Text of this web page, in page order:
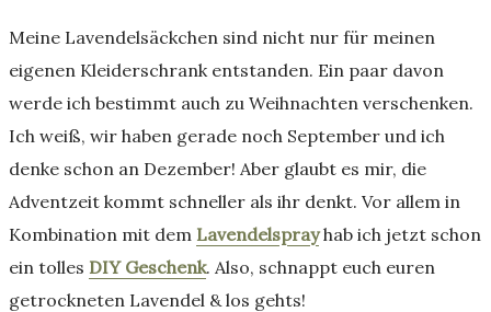
Meine Lavendelsäckchen sind nicht nur für meinen
eigenen Kleiderschrank entstanden. Ein paar davon
werde ich bestimmt auch zu Weihnachten verschenken.
Ich weiß, wir haben gerade noch September und ich
denke schon an Dezember! Aber glaubt es mir, die
Adventzeit kommt schneller als ihr denkt. Vor allem in
Kombination mit dem Lavendelsprayhab ich jetzt schon
ein tolles DIY Geschenk. Also, schnappt euch euren
getrockneten Lavendel & los gehts!